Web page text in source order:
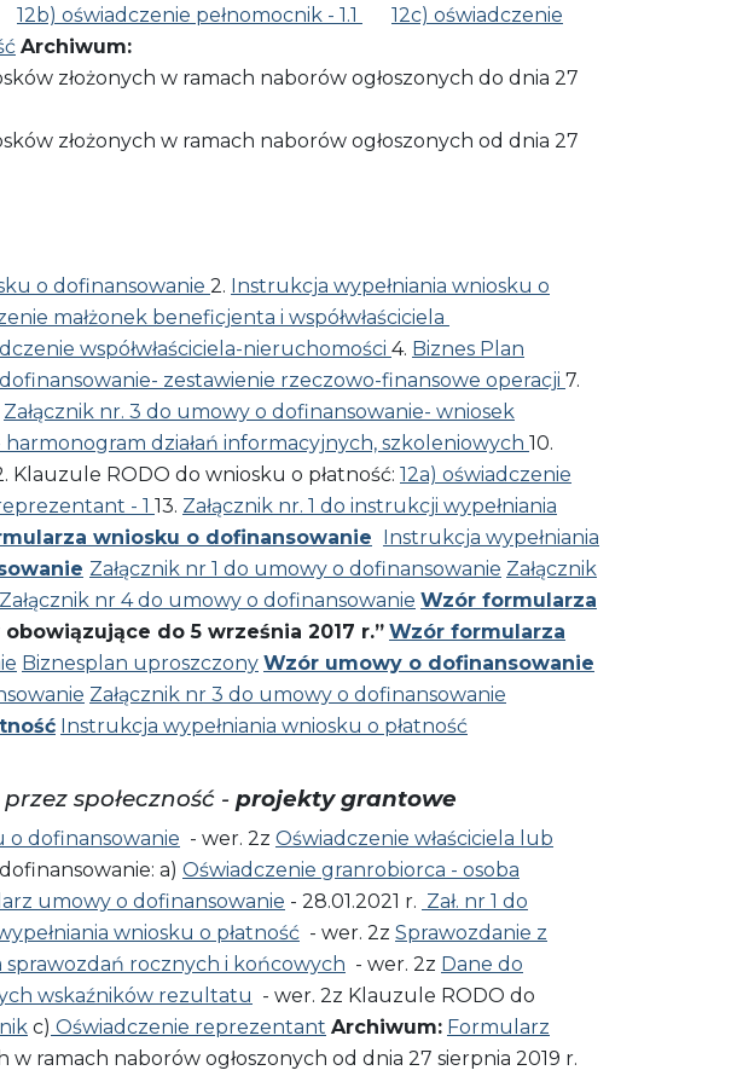
12b) oświadczenie pełnomocnik - 1.1
12c) oświadczenie
Archiwum:
złożonych w ramach naborów ogłoszonych do dnia 27
złożonych w ramach naborów ogłoszonych od dnia 27
o dofinansowanie 2. Instrukcja wypełniania wniosku o
małżonek beneficjenta i współwłaściciela
współwłaściciela-nieruchomości 4. Biznes Plan
zestawienie rzeczowo-finansowe operacji 7.
Załącznik nr. 3 do umowy o dofinansowanie- wniosek
działań informacyjnych, szkoleniowych 10.
Klauzule RODO do wniosku o płatność: 12a) oświadczenie
- 1 13. Załącznik nr. 1 do instrukcji wypełniania
wniosku o dofinansowanie Instrukcja wypełniania
Załącznik nr 1 do umowy o dofinansowanie Załącznik
Załącznik nr 4 do umowy o dofinansowanie Wzór formularza
do 5 września 2017 r.” Wzór formularza
Biznesplan uproszczony Wzór umowy o dofinansowanie
Załącznik nr 3 do umowy o dofinansowanie
Instrukcja wypełniania wniosku o płatność
społeczność - projekty grantowe
o dofinansowanie - wer. 2z Oświadczenie właściciela lub
a) Oświadczenie granrobiorca - osoba
umowy o dofinansowanie - 28.01.2021 r. Zał. nr 1 do
wniosku o płatność - wer. 2z Sprawozdanie z
rocznych i końcowych - wer. 2z Dane do
wskaźników rezultatu - wer. 2z Klauzule RODO do
c) Oświadczenie reprezentant Archiwum: Formularz
w ramach naborów ogłoszonych od dnia 27 sierpnia 2019 r.